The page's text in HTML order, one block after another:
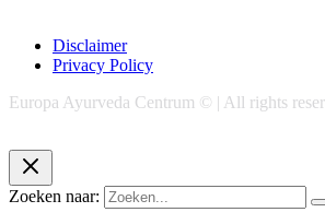
Disclaimer
Privacy Policy
Europa Ayurveda Centrum © | All rights
Zoeken naar: